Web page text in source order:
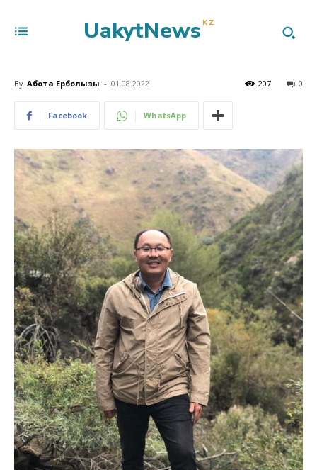
UakytNews KZ
By Ақбота Ерболқызы - 01.08.2022 0
207
Facebook WhatsApp